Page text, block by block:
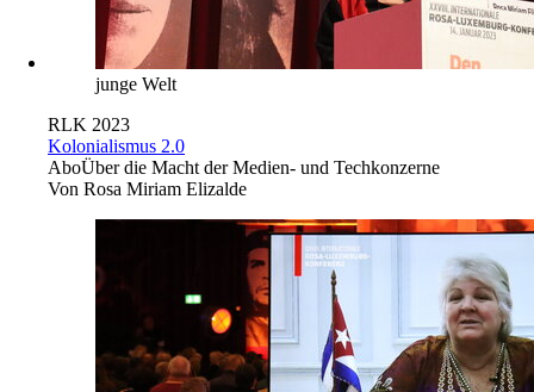
junge Welt
RLK 2023
Kolonialismus 2.0
AboÜber die Macht der Medien- und Techkonzerne
Von Rosa Miriam Elizalde